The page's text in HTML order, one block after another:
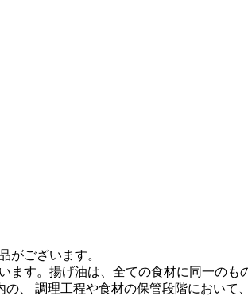
がございます。
す。揚げ油は、全ての食材に同一のも
、 調理工程や食材の保管段階において